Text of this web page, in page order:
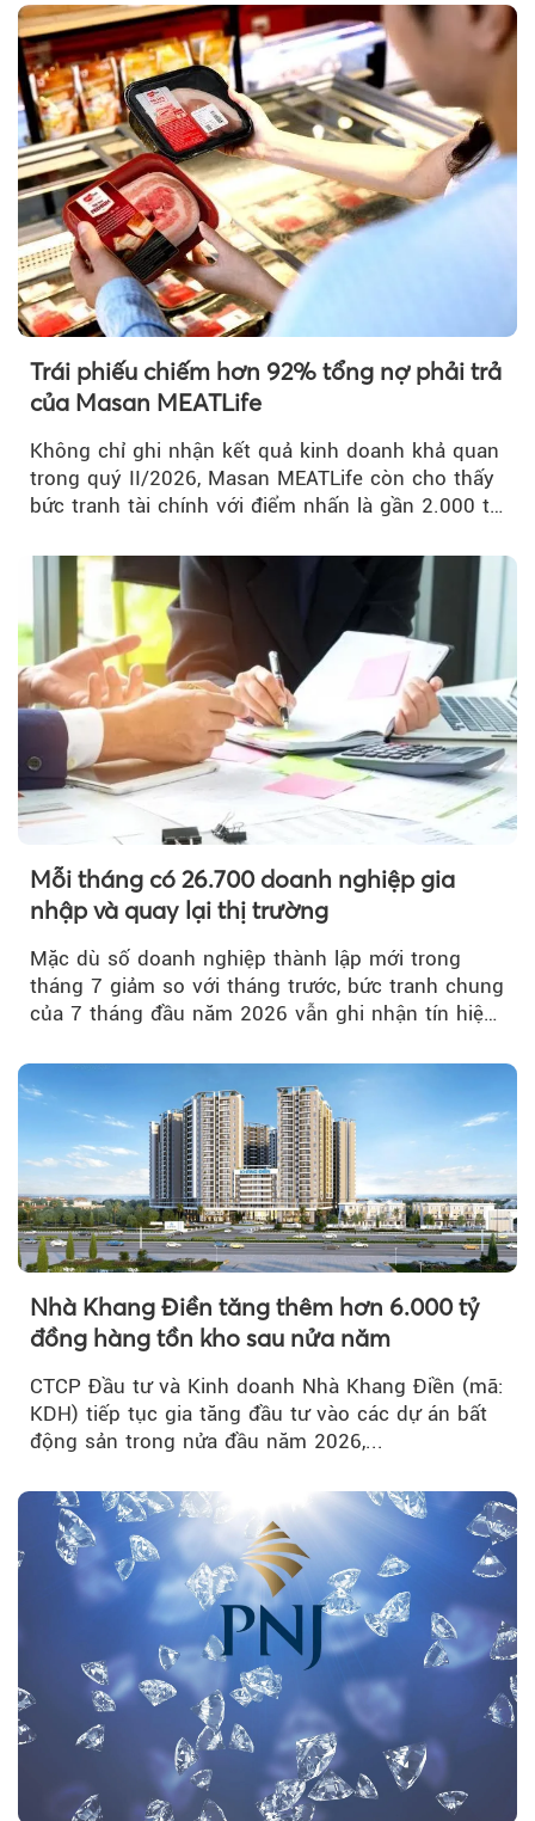
Trái phiếu chiếm hơn 92% tổng nợ phải trả
của Masan MEATLife
Không chỉ ghi nhận kết quả kinh doanh khả quan
trong quý II/2026, Masan MEATLife còn cho thấy
bức tranh tài chính với điểm nhấn là gần 2.000 tỷ
Mỗi tháng có 26.700 doanh nghiệp gia
nhập và quay lại thị trường
Mặc dù số doanh nghiệp thành lập mới trong
tháng 7 giảm so với tháng trước, bức tranh chung
của 7 tháng đầu năm 2026 vẫn ghi nhận tín hiệu
Nhà Khang Điền tăng thêm hơn 6.000 tỷ
đồng hàng tồn kho sau nửa năm
CTCP Đầu tư và Kinh doanh Nhà Khang Điền (mã:
KDH) tiếp tục gia tăng đầu tư vào các dự án bất
động sản trong nửa đầu năm 2026,...